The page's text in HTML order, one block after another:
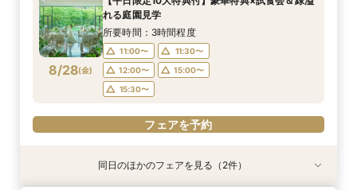
8/27(木)
11:00〜
12:00〜
15:00〜
15:30〜
フェアを予約
8/27(木)
11:00〜
12:00〜
15:00〜
15:30〜
フェアを予約
8/28(金)
れる庭園見学
所要時間：3時間程度
11:00〜
11:30〜
12:00〜
15:00〜
15:30〜
フェアを予約
衣装試着 特典あり
特典あり同日のほかのフェアを見る（2件）